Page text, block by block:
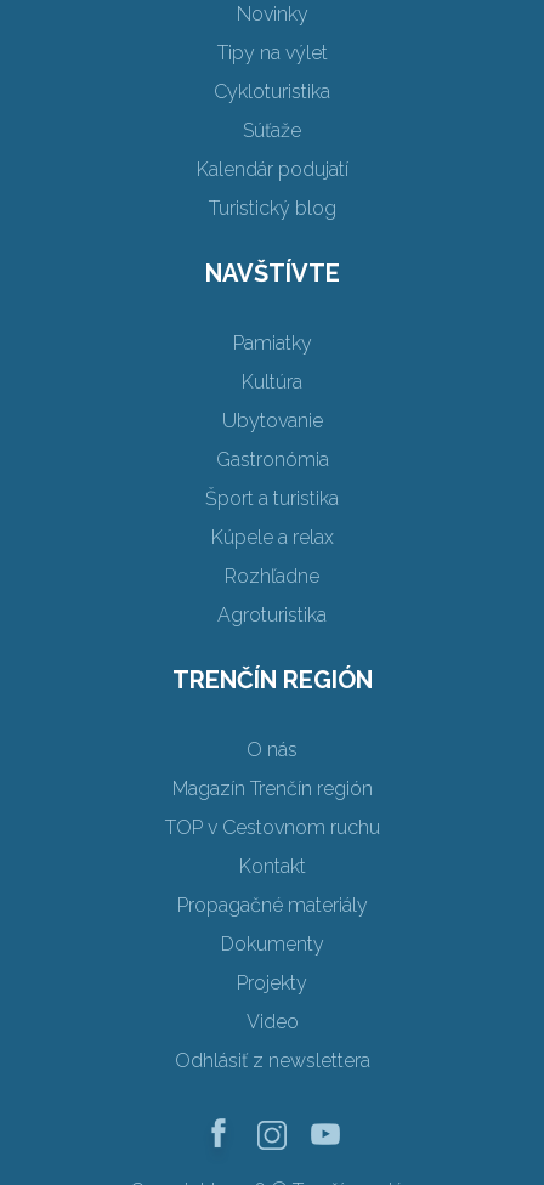
Novinky
Tipy na výlet
Cykloturistika
Súťaže
Kalendár podujatí
Turistický blog
NAVŠTÍVTE
Pamiatky
Kultúra
Ubytovanie
Gastronómia
Šport a turistika
Kúpele a relax
Rozhľadne
Agroturistika
TRENČÍN REGIÓN
O nás
Magazín Trenčín región
TOP v Cestovnom ruchu
Kontakt
Propagačné materiály
Dokumenty
Projekty
Video
Odhlásiť z newslettera